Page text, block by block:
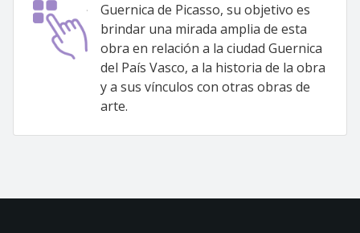
Guernica de Picasso, su objetivo es
brindar una mirada amplia de esta
obra en relación a la ciudad Guernica
del País Vasco, a la historia de la obra
y a sus vínculos con otras obras de
arte.